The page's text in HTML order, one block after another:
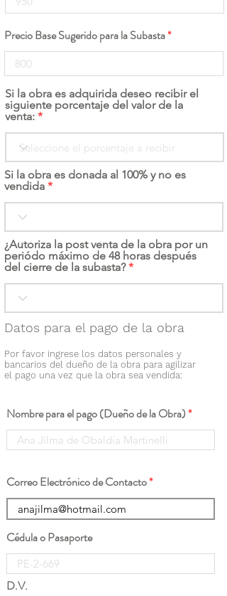
Precio Base Sugerido para la Subasta
Si la obra es adquirida deseo recibir el
siguiente porcentaje del valor de la
venta:
Si la obra es donada al 100% y no es
vendida
¿Autoriza la post venta de la obra por un
periódo máximo de 48 horas después
del cierre de la subasta?
Datos para el pago de la obra
Por favor ingrese los datos personales y
bancarios del dueño de la obra para agilizar
el pago una vez que la obra sea vendida:
Nombre para el pago (Dueño de la Obra)
Correo Electrónico de Contacto
Cédula o Pasaporte
D.V.